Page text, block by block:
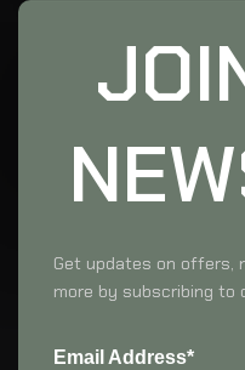
Get updates on offers,
more by subscribing to
Email Address*